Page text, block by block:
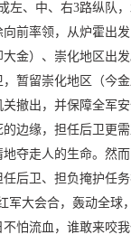
左、中、右3路纵队
前率领，从炉霍出
金）、崇化地区出
暂留崇化地区（今
撤出，并保障全军安
边缘，担任后卫更
夺走人的生命。然
后卫、担负掩护任
军大会合，轰动全
怕流血，谁敢来咬